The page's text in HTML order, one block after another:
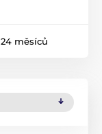
24 měsíců